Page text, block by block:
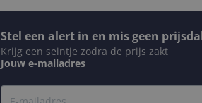
Stel een alert in en mis geen
Krijg een seintje zodra de prijs zakt
Jouw e-mailadres